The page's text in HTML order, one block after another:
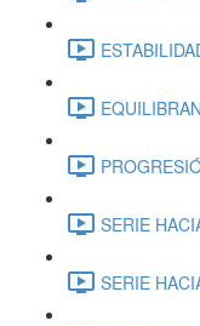
SERIE
SERIE